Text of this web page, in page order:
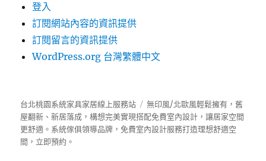
登入
訂閱網站內容的資訊提供
訂閱留言的資訊提供
WordPress.org 台灣繁體中文
台北桃園系統家具家居線上服務站
無印風/北歐風輕鬆擁有，舊
屋翻新、新居落成，構想完美實現搭配免費室內設計，讓居家空間
更舒適。 系統傢俱領導品牌，免費室內設計服務打造理想舒適空
間，立即預約。